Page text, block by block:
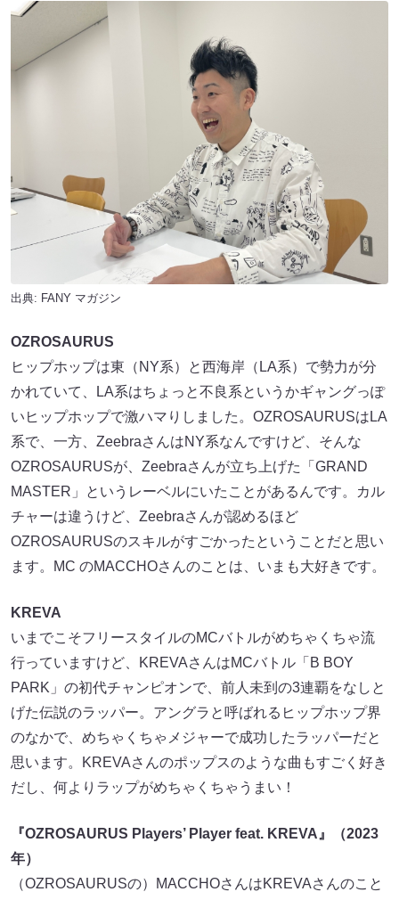
出典: FANY マガジン
OZROSAURUS
ヒップホップは東（NY系）と西海岸（LA系）で勢力が分
かれていて、LA系はちょっと不良系というかギャングっぽ
いヒップホップで激ハマりしました。OZROSAURUSはLA
系で、一方、ZeebraさんはNY系なんですけど、そんな
OZROSAURUSが、Zeebraさんが立ち上げた「GRAND
MASTER」というレーベルにいたことがあるんです。カル
チャーは違うけど、Zeebraさんが認めるほど
OZROSAURUSのスキルがすごかったということだと思い
ます。MC のMACCHOさんのことは、いまも大好きです。
KREVA
いまでこそフリースタイルのMCバトルがめちゃくちゃ流
行っていますけど、KREVAさんはMCバトル「B BOY
PARK」の初代チャンピオンで、前人未到の3連覇をなしと
げた伝説のラッパー。アングラと呼ばれるヒップホップ界
のなかで、めちゃくちゃメジャーで成功したラッパーだと
思います。KREVAさんのポップスのような曲もすごく好き
だし、何よりラップがめちゃくちゃうまい！
『OZROSAURUS Players’ Player feat. KREVA』（2023
年）
（OZROSAURUSの）MACCHOさんはKREVAさんのこと